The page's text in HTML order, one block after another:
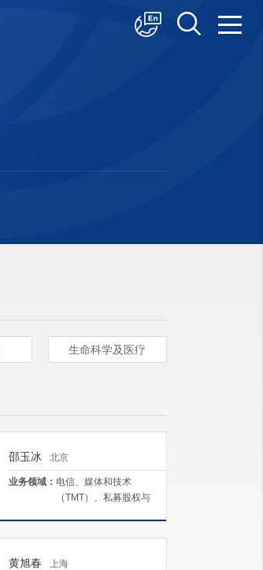
生命科学及医疗
邵玉冰 北京
业务领域： 电信、媒体和技术
（TMT）、私募股权与
黄旭春 上海